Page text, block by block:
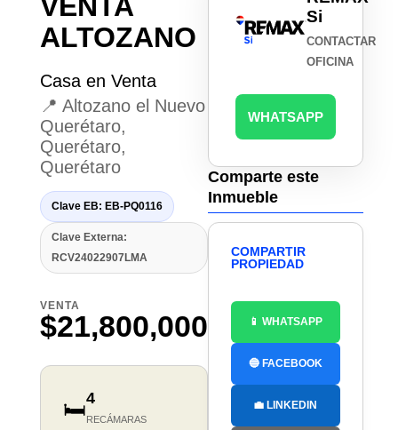
ALTOZANO
Casa en Venta
📍 Altozano el Nuevo
Querétaro,
Querétaro,
Querétaro
Clave EB: EB-PQ0116
Clave Externa:
RCV24022907LMA
VENTA
$21,800,000
🛏️4
RECÁMARAS
Si
CONTACTAR
OFICINA
WHATSAPP
Comparte este
Inmueble
COMPARTIR
PROPIEDAD
📱 WHATSAPP
🔵 FACEBOOK
💼 LINKEDIN